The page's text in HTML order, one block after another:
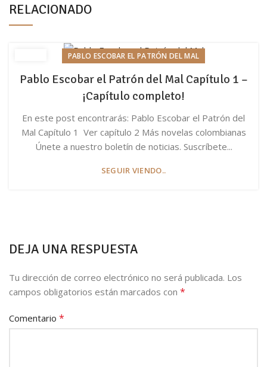
RELACIONADO
PABLO ESCOBAR EL PATRÓN DEL MAL
Pablo Escobar el Patrón del Mal Capítulo 1 –
¡Capítulo completo!
En este post encontrarás: Pablo Escobar el Patrón del
Mal Capítulo 1 Ver capítulo 2 Más novelas colombianas
Únete a nuestro boletín de noticias. Suscríbete...
SEGUIR VIENDO..
DEJA UNA RESPUESTA
Tu dirección de correo electrónico no será publicada. Los
campos obligatorios están marcados con *
Comentario *